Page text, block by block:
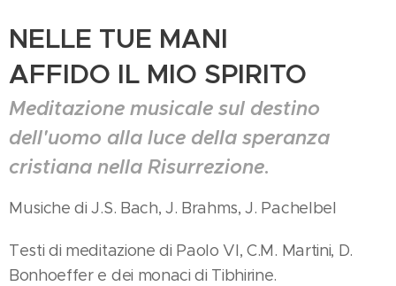
NELLE TUE MANI
AFFIDO IL MIO SPIRITO
Meditazione musicale sul destino
dell'uomo alla luce della speranza
cristiana nella Risurrezione.
Musiche di J.S. Bach, J. Brahms, J. Pachelbel
Testi di meditazione di Paolo VI, C.M. Martini, D.
Bonhoeffer e dei monaci di Tibhirine.